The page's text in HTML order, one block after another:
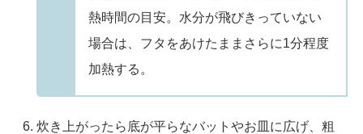
熱時間の目安。水分が飛びきっていない
場合は、フタをあけたままさらに1分程度
加熱する。
炊き上がったら底が平らなバットやお皿に広げ、粗